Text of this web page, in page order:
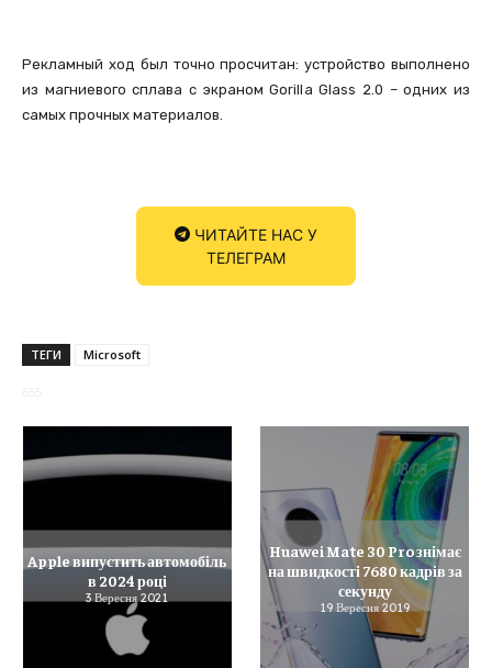
Рекламный ход был точно просчитан: устройство выполнено
из магниевого сплава с экраном Gorilla Glass 2.0 – одних из
самых прочных материалов.
ЧИТАЙТЕ НАС У
ТЕЛЕГРАМ
ТЕГИ Microsoft
Apple випустить автомобіль
в 2024 році
3 Вересня 2021
Huawei Mate 30 Pro знімає
на швидкості 7680 кадрів за
секунду
19 Вересня 2019